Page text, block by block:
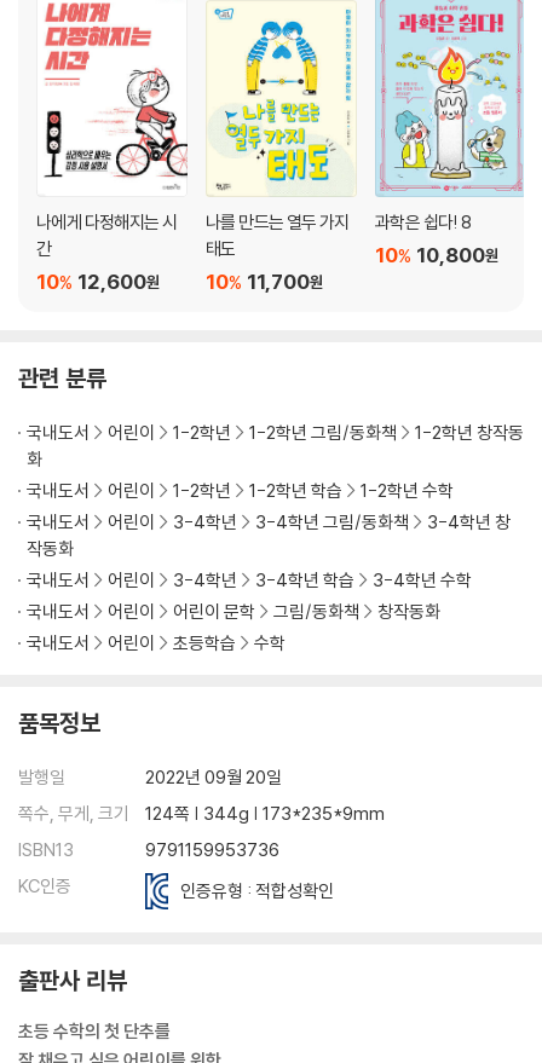
나에게 다정해지는 시
간
12,600원
10%
나를 만드는 열두 가지
태도
11,700원
10%
과학은 쉽다! 8
10,800원
10%
관련 분류
국내도서 어린이 1-2학년 1-2학년 그림/동화책
1-2학년 창작동
화
국내도서
어린이 1-2학년 1-2학년 학습
1-2학년 수학
국내도서
어린이 3-4학년 3-4학년 그림/동화책
3-4학년 창
작동화
국내도서
어린이 3-4학년 3-4학년 학습
3-4학년 수학
국내도서
어린이 어린이 문학 그림/동화책
창작동화
국내도서
어린이 초등학습 수학
품목정보
발행일
2022년 09월 20일
쪽수, 무게, 크기
124쪽 | 344g | 173*235*9mm
ISBN13
9791159953736
KC인증
인증유형 : 적합성확인
출판사 리뷰
초등 수학의 첫 단추를